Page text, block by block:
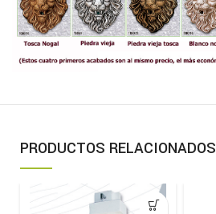
PRODUCTOS RELACIONADOS